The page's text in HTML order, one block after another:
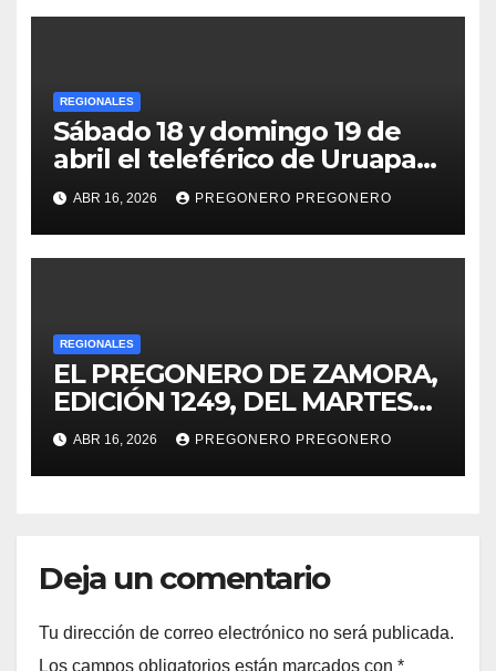
REGIONALES
Sábado 18 y domingo 19 de
abril el teleférico de Uruapan
será gratis: Gladyz Butanda
ABR 16, 2026 PREGONERO PREGONERO
REGIONALES
EL PREGONERO DE ZAMORA,
EDICIÓN 1249, DEL MARTES
14 DE ABRIL DE 2026…
ABR 16, 2026 PREGONERO PREGONERO
Deja un comentario
Tu dirección de correo electrónico no será publicada.
Los campos obligatorios están marcados con *